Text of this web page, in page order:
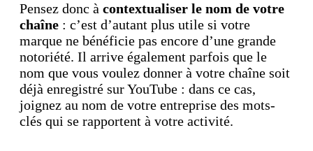
Pensez donc à contextualiser le nom de votre
chaîne : c’est d’autant plus utile si votre
marque ne bénéficie pas encore d’une grande
notoriété. Il arrive également parfois que le
nom que vous voulez donner à votre chaîne soit
déjà enregistré sur YouTube : dans ce cas,
joignez au nom de votre entreprise des mots-
clés qui se rapportent à votre activité.